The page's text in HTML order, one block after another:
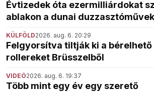
Évtizedek óta ezermilliárdokat
ablakon a dunai
KÜLFÖLD2026. aug. 6. 20:29
Felgyorsítva tiltják ki a
rollereket Brüsszelből
VIDEÓ2026. aug. 6. 19:37
Több mint egy év egy szerető